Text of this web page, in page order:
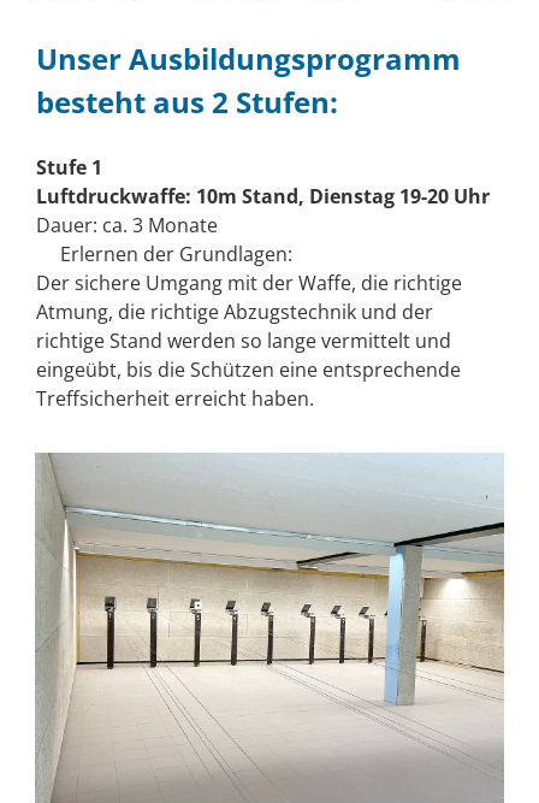
Unser Ausbildungsprogramm
besteht aus 2 Stufen:
Stufe 1
Luftdruckwaffe: 10m Stand, Dienstag 19-20 Uhr
Dauer: ca. 3 Monate
Erlernen der Grundlagen:
Der sichere Umgang mit der Waffe, die richtige
Atmung, die richtige Abzugstechnik und der
richtige Stand werden so lange vermittelt und
eingeübt, bis die Schützen eine entsprechende
Treffsicherheit erreicht haben.